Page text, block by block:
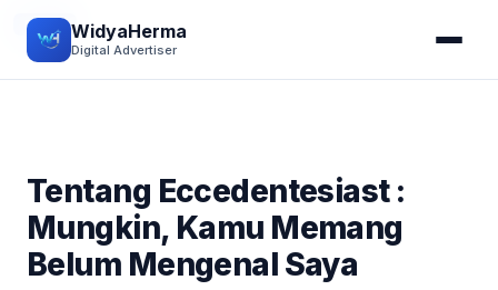
WidyaHerma
Digital Advertiser
DIARY
Tentang Eccedentesiast :
Mungkin, Kamu Memang
Belum Mengenal Saya